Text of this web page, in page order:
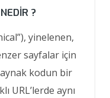
?
yinelenen,
sayfalar için
kodun bir
URL’lerde aynı